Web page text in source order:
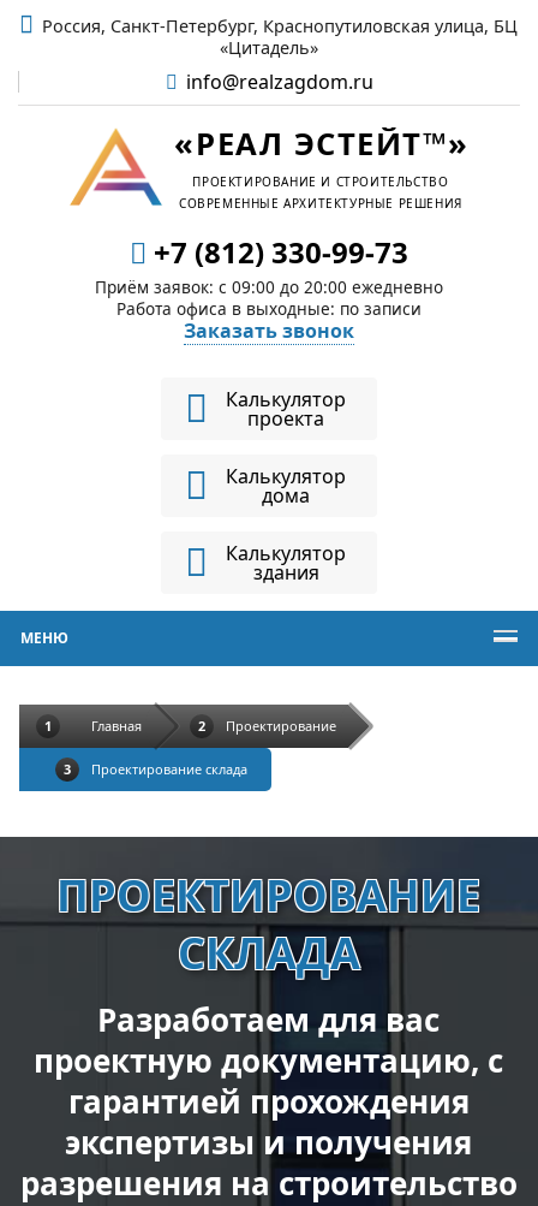
Россия, Санкт-Петербург, Краснопутиловская улица, БЦ
«Цитадель»
info@realzagdom.ru
«РЕАЛ ЭСТЕЙТ™»
ПРОЕКТИРОВАНИЕ И СТРОИТЕЛЬСТВО
СОВРЕМЕННЫЕ АРХИТЕКТУРНЫЕ РЕШЕНИЯ
+7 (812) 330-99-73
Приём заявок: c 09:00 до 20:00 ежедневно
Работа офиса в выходные: по записи
Заказать звонок
Калькулятор
проекта
Калькулятор
дома
Калькулятор
здания
МЕНЮ
Главная Проектирование
Проектирование склада
ПРОЕКТИРОВАНИЕ
СКЛАДА
Разработаем для вас
проектную документацию, с
гарантией прохождения
экспертизы и получения
разрешения на строительство